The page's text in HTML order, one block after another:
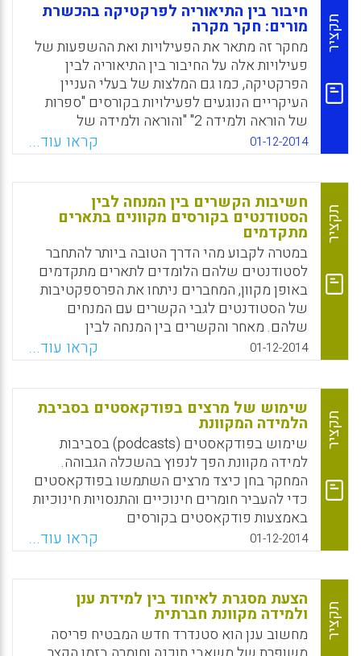
ופרקטיקות מבוססי-פדגוגיה(Wright, Robert;
Jones, Greg; D'Alba, Adriana, 2015).
WhatsApp
Facebook
Email
X
תקציר
חיבור בין התיאוריה לפרקטיקה בהכשרת
מורים: חקר מקרה
מחקר זה מתאר את הפעילויות ואת ההשפעות של
פעילויות אלה על החיבור בין התיאוריה לבין
הפרקטיקה, כמו גם המלצות של בעלי העניין
העיקריים הנוגעים לפעילויות בקורסים "ספרות
של הוראה ולמידה 2" "והוראה ולמידה של
מתמטיקה" בתכנית להכשרת מורים לבית הספר
היסודי באוניברסיטת וושינגטון שבסיאטל.
פעילויות אלה מספקות לפרחי ההוראה הבנה של
הידע לגבי שיטות ההוראה, כיצד לנהל שיטות
הוראה בכיתות אמיתיות, כיצד לבצע רפלקציות
לגבי הפרקטיקה שלהם, וכיצד לשפר את ההוראה
שלהם (Unver, Gulsen, 2014).
WhatsApp
Facebook
Email
X
01-12-2014 קראו עוד...
תקציר
חשיבות הקשרים בין המנחה לבין
הסטודנטים בקורסים מקוונים בתארים
מתקדמים
במטרה לקבוע מהי הדרך הטובה ביותר להתחבר
לסטודנטים שלהם הלומדים לתארים מתקדמים
באופן מקוון, המחברים ניתחו את הפרספקטיבות
של הסטודנטים לגבי הקשרים עם המנחים
שלהם. מאחר והקשרים בין המנחה לבין
הסטודנטים הם המפתח להתמדה של הסטודנטים
הן בשיעורים מקוונים והן בשיעורים פרונטליים,
המטרה של החוקרים הייתה לקבוע כיצד
הסטודנטים התחברו למנחים שלהם באמצעות
הטכנולוגיה שסופקה. המשתתפים הציעו את
הפרספקטיבה שדפי הבית של הקורס, לוחות
הדיונים והיבטים אחרים, ייצגו את המידה שבה
המנחה היה "נוכח" בשיעור (Joyner, Sheila A.;
Fuller, Matthew B.; Holzweiss, Peggy C.;
Henderson, Susan; Young, Robert, 2014).
WhatsApp
Facebook
Email
X
01-12-2014 קראו עוד...
תקציר
שימוש של מרצים בפודקאסטים בסביבת
הלמידה המקוונת
שימוש בפודקאסטים (podcasts) בסביבות
למידה מקוונת הפך לנפוץ בהשכלה הגבוהה.
המחקר בחן כיצד מרצים השתמשו בפודקאסטים
כדי להעביר חומרים חינוכיים והתנסויות חינוכיות
באמצעות פודקאסטים בקורסים
מקוונים(Supanakorn-Davila, Supawan;
Bolliger, Doris U. , 2014).
WhatsApp
Facebook
Email
X
01-12-2014 קראו עוד...
תקציר
הצעת מסגרת לאיחוד בין למידת ענן
ולמידה מקוונת חברתית
מחשוב ענן הוא סטנדרד חדש המבטיח פריסה